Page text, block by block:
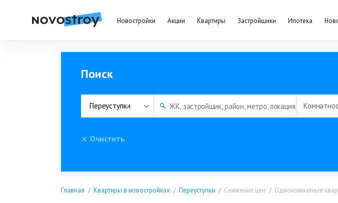
Новостройки Акции Квартиры Застройщики Ипотека
Поиск
Переуступки
Очистить
Главная Квартиры в новостройках Переуступки Снижение цен Однокомнатные